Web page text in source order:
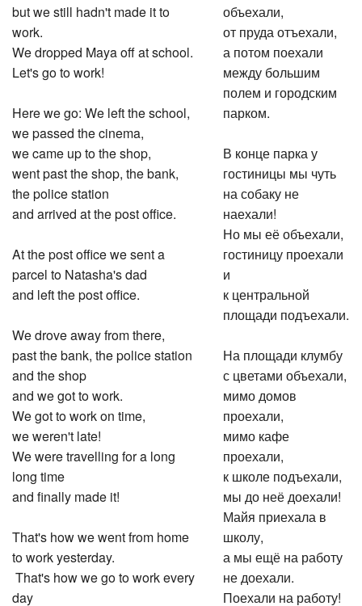
but we still hadn't made it to
work.
We dropped Maya off at school.
Let's go to work!
Here we go: We left the school,
we passed the cinema,
we came up to the shop,
went past the shop, the bank,
the police station
and arrived at the post office.
At the post office we sent a
parcel to Natasha's dad
and left the post office.
We drove away from there,
past the bank, the police station
and the shop
and we got to work.
We got to work on time,
we weren't late!
We were travelling for a long
long time
and finally made it!
That's how we went from home
to work yesterday.
That's how we go to work every
day
объехали,
от пруда отъехали,
а потом поехали
между большим
полем и городским
парком.
В конце парка у
гостиницы мы чуть
на собаку не
наехали!
Но мы её объехали,
гостиницу проехали
и
к центральной
площади подъехали.
На площади клумбу
с цветами объехали,
мимо домов
проехали,
мимо кафе
проехали,
к школе подъехали,
мы до неё доехали!
Майя приехала в
школу,
а мы ещё на работу
не доехали.
Поехали на работу!